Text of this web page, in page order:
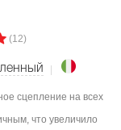
(12)
сцепление на всех
что увеличило